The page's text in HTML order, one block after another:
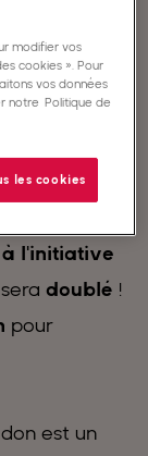
1 kg de
ne
jour.
l'initiative
doublé !
pour
est un
modifier vos
cookies ». Pour
vos données
notre Politique de
les cookies